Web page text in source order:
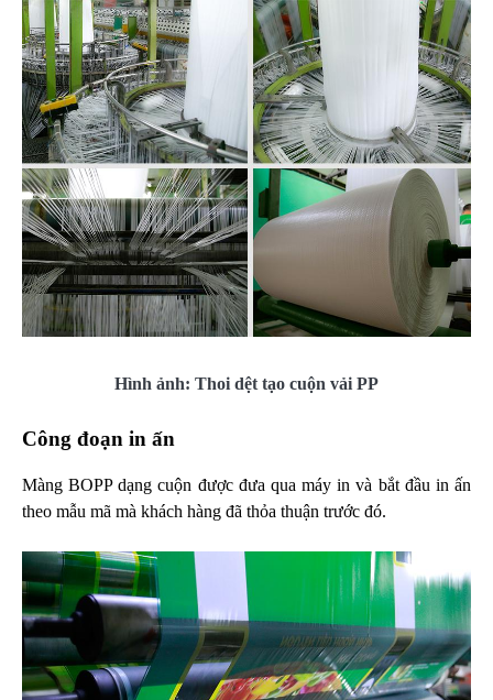
Hình ảnh: Thoi dệt tạo cuộn vải PP
Công đoạn in ấn
Màng BOPP dạng cuộn được đưa qua máy in và bắt đầu in ấn
theo mẫu mã mà khách hàng đã thỏa thuận trước đó.